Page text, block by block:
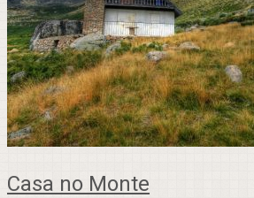
Casa no Monte